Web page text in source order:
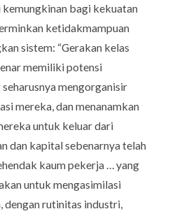
bagi kekuatan
ketidakmampuan
sistem: “Gerakan kelas
memiliki potensi
mengorganisir
mereka, dan menanamkan
untuk keluar dari
dan kapital sebenarnya telah
kaum pekerja … yang
untuk mengasimilasi
dengan rutinitas industri,